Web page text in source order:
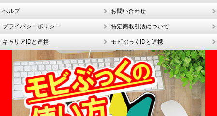
ヘルプ お問い合わせ
プライバシーポリシー 特定商取引法について
キャリアIDと連携 モビぶっくIDと連携